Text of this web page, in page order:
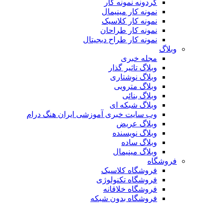
گردونه نمونه کار
نمونه کار مینیمال
نمونه کار کلاسیک
نمونه کار طراحان
نمونه کار طراح دیجیتال
وبلاگ
مجله خبری
وبلاگ تاثیر گذار
وبلاگ نوشتاری
وبلاگ مترویی
وبلاگ بنائی
وبلاگ شبکه ای
وب سایت خبری آموزشی ایران هنگ درام
وبلاگ عریض
وبلاگ نویسنده
وبلاگ ساده
وبلاگ مینیمال
فروشگاه
فروشگاه کلاسیک
فروشگاه تکنولوژی
فروشگاه خلاقانه
فروشگاه بدون شبکه